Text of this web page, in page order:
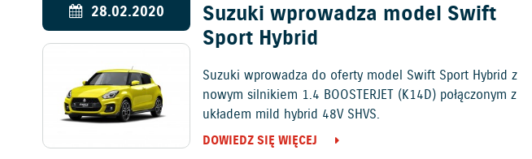
28.02.2020
Suzuki wprowadza model Swift
Sport Hybrid
Suzuki wprowadza do oferty model Swift Sport Hybrid z
nowym silnikiem 1.4 BOOSTERJET (K14D) połączonym z
układem mild hybrid 48V SHVS.
DOWIEDZ SIĘ WIĘCEJ